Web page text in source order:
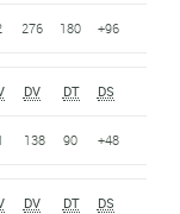
276 180 +96
DV DT DS
138 90 +48
DV DT DS